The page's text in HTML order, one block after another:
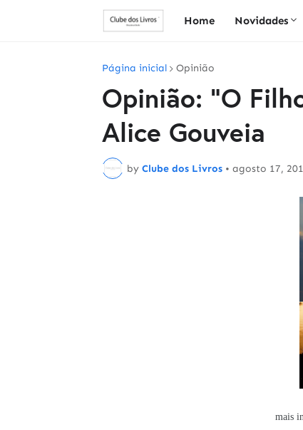
Home Novidades
Página inicial Opinião
Opinião: "O
Alice Gouveia
by Clube dos Livros • agosto 17,
mais